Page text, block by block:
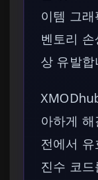
이템 그
벤토리
상 유발합
아하게
전에서
진수 코